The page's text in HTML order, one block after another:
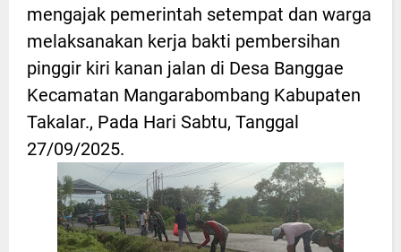
mengajak pemerintah setempat dan warga
melaksanakan kerja bakti pembersihan
pinggir kiri kanan jalan di Desa Banggae
Kecamatan Mangarabombang Kabupaten
Takalar., Pada Hari Sabtu, Tanggal
27/09/2025.